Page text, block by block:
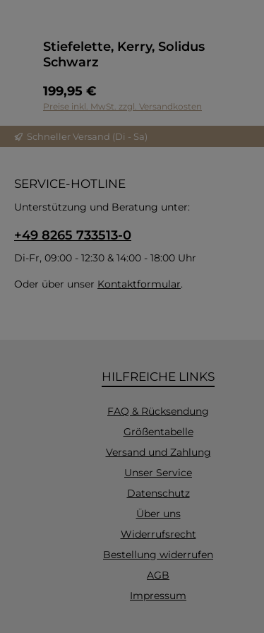
Stiefelette, Kerry, Solidus
Schwarz
199,95 €
Preise inkl. MwSt. zzgl. Versandkosten
Schneller Versand (Di - Sa)
SERVICE-HOTLINE
Unterstützung und Beratung unter:
+49 8265 733513-0
Di-Fr, 09:00 - 12:30 & 14:00 - 18:00 Uhr
Oder über unser Kontaktformular.
HILFREICHE LINKS
FAQ & Rücksendung
Größentabelle
Versand und Zahlung
Unser Service
Datenschutz
Über uns
Widerrufsrecht
Bestellung widerrufen
AGB
Impressum